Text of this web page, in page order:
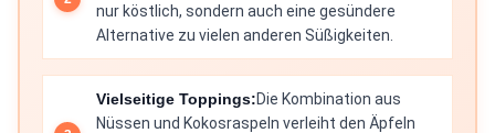
nur köstlich, sondern auch eine gesündere
Alternative zu vielen anderen Süßigkeiten.
Vielseitige Toppings:Die Kombination aus
Nüssen und Kokosraspeln verleiht den Äpfeln